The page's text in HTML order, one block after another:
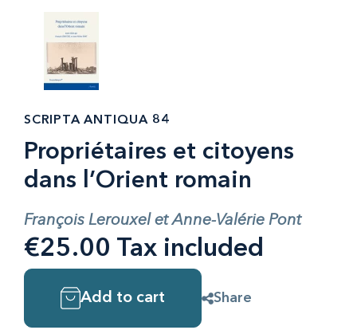
SCRIPTA ANTIQUA 84
Propriétaires et citoyens
dans l’Orient romain
François Lerouxel et Anne-Valérie Pont
€25.00 Tax included
Add to cart Share